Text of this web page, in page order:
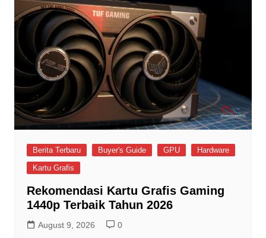
Berita Terbaru Buyer's Guide GPU
Hardware
Kartu Grafis
Rekomendasi Kartu Grafis Gaming
1440p Terbaik Tahun 2026
August 9, 2026 0